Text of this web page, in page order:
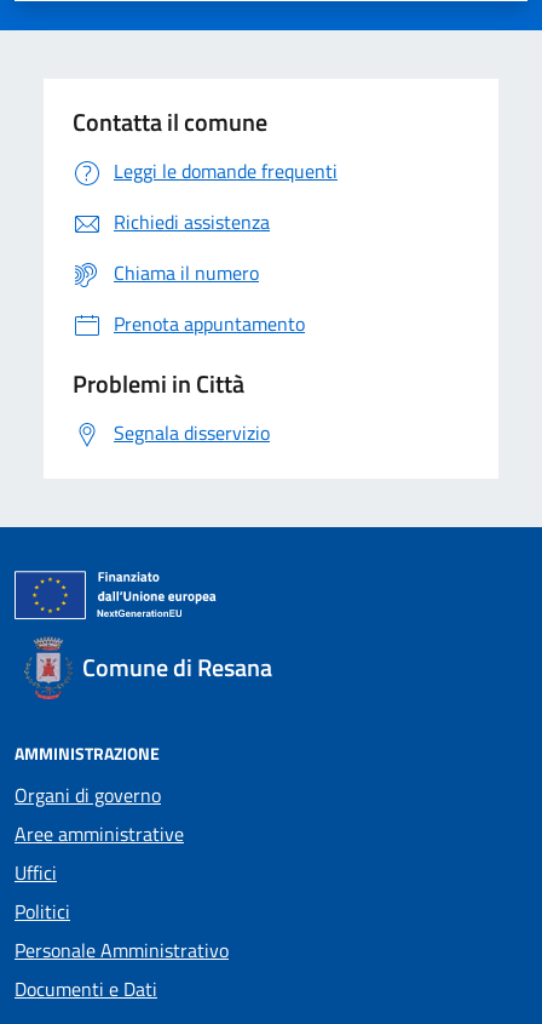
Contatta il comune
Leggi le domande frequenti
Richiedi assistenza
Chiama il numero
Prenota appuntamento
Problemi in Città
Segnala disservizio
Comune di Resana
AMMINISTRAZIONE
Organi di governo
Aree amministrative
Uffici
Politici
Personale Amministrativo
Documenti e Dati